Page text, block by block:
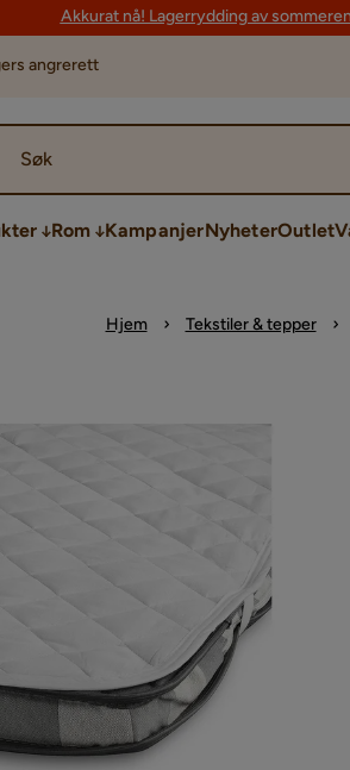
Akkurat nå! Lagerrydding av
angrerett
Søk
Rom KampanjerNyheterOutlet
Hjem Tekstiler & tepper